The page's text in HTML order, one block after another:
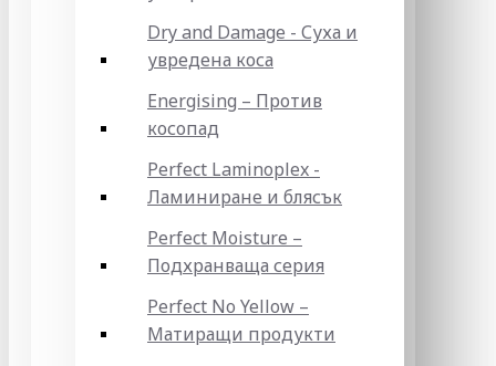
Dry and Damage - Суха и
увредена коса
Energising – Против
косопад
Perfect Laminoplex -
Ламиниране и блясък
Perfect Moisture –
Подхранваща серия
Perfect No Yellow –
Матиращи продукти